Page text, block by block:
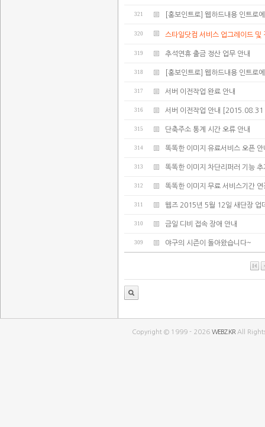
321 [홍보인트로] 웹하드내용 인트로
320 스타일닷컴 서비스 업그레이드 및
319 추석연휴 출금 정산 업무 안내
318 [홍보인트로] 웹하드내용 인트로
317 서버 이전작업 완료 안내
316 서버 이전작업 안내
315 단축주소 통계 시간 오류 안내
314 똑똑한 이미지 유료서비스 오픈 안
313 똑똑한 이미지 차단리퍼러 기능 추
312 똑똑한 이미지 무료 서비스기간 연
311 웹즈 2015년 5월 12일 새단장 업
310 금일 디비 접속 장애 안내
309 야구의 시즌이 돌아왔습니다~
Copyright © 1999 - 2026WEBZ.KR All